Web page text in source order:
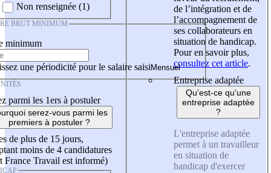
Non renseignée (1)
BRUT MINIMUM
minimum
une périodicité pour le salaire saisi
parmi les 1ers à postuler
serez-vous parmi les
premiers à postuler ?
de plus de 15 jours,
moins de 4 candidatures
France Travail est informé)
de l’intégration et de
l’accompagnement de
ses collaborateurs en
situation de handicap.
Pour en savoir plus,
consultez cet article.
Entreprise adaptée
Qu'est-ce qu'une
entreprise adaptée
?
L'entreprise adaptée
permet à un travailleur
en situation de
handicap d'exercer